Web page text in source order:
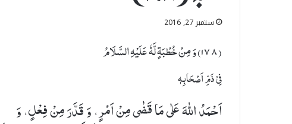
ستمبر 27, 2016
(۱٧٨) وَ مِنْ خُطْبَةٍ لَّهٗ عَلَیْهِ السَّلَامُ
فِیْ ذَمِّ اَصْحَابِهٖ
اَحْمَدُ اللهَ عَلٰی مَا قَضٰی مِنْ اَمْرٍ، وَ قَدَّرَ مِنْ فِعْلٍ، وَ